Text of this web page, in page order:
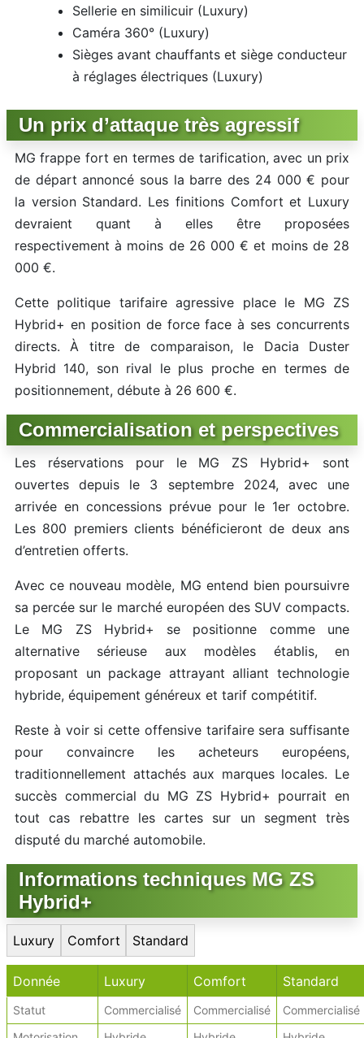
Sellerie en similicuir (Luxury)
Caméra 360° (Luxury)
Sièges avant chauffants et siège conducteur
à réglages électriques (Luxury)
Un prix d’attaque très agressif
MG frappe fort en termes de tarification, avec un prix
de départ annoncé sous la barre des 24 000 € pour
la version Standard. Les finitions Comfort et Luxury
devraient quant à elles être proposées
respectivement à moins de 26 000 € et moins de 28
000 €.
Cette politique tarifaire agressive place le MG ZS
Hybrid+ en position de force face à ses concurrents
directs. À titre de comparaison, le Dacia Duster
Hybrid 140, son rival le plus proche en termes de
positionnement, débute à 26 600 €.
Commercialisation et perspectives
Les réservations pour le MG ZS Hybrid+ sont
ouvertes depuis le 3 septembre 2024, avec une
arrivée en concessions prévue pour le 1er octobre.
Les 800 premiers clients bénéficieront de deux ans
d’entretien offerts.
Avec ce nouveau modèle, MG entend bien poursuivre
sa percée sur le marché européen des SUV compacts.
Le MG ZS Hybrid+ se positionne comme une
alternative sérieuse aux modèles établis, en
proposant un package attrayant alliant technologie
hybride, équipement généreux et tarif compétitif.
Reste à voir si cette offensive tarifaire sera suffisante
pour convaincre les acheteurs européens,
traditionnellement attachés aux marques locales. Le
succès commercial du MG ZS Hybrid+ pourrait en
tout cas rebattre les cartes sur un segment très
disputé du marché automobile.
Informations techniques MG ZS
Hybrid+
Luxury Comfort Standard
Donnée Luxury Comfort Standard
Statut Commercialisé Commercialisé
Commercialisé